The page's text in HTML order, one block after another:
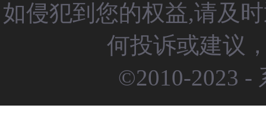
如侵犯到您的权益,请及
何投诉或建议
©2010-2023 -